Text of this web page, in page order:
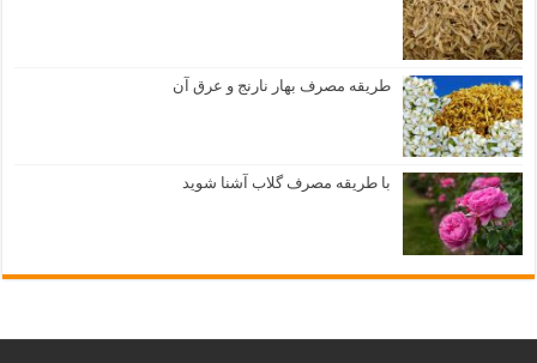
طریقه مصرف بهار نارنج و عرق آن
با طریقه مصرف گلاب آشنا شوید